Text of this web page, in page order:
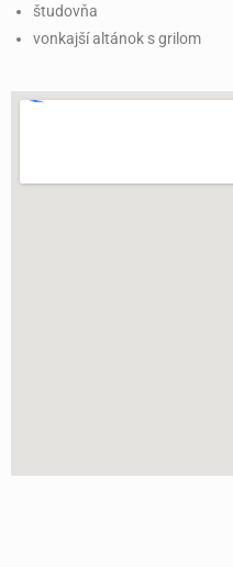
študovňa
vonkajší altánok s grilom